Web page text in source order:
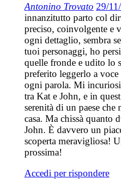
Antonino Trovato 29/
innanzitutto parto col
preciso, coinvolgente e
ogni dettaglio, sembra
tuoi personaggi, ho
quelle fronde e udito lo
preferito leggerlo a voce
ogni parola. Mi
tra Kat e John, e in
serenità di un paese
casa. Ma chissà quanto
John. È davvero un
scoperta meravigliosa!
prossima!
Accedi per rispondere